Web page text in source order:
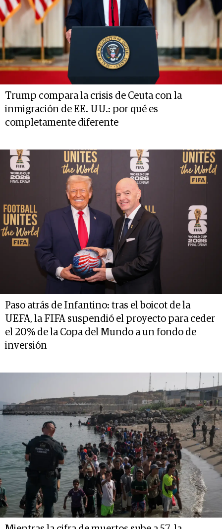
Trump compara la crisis de Ceuta con la
inmigración de EE. UU.: por qué es
completamente diferente
Paso atrás de Infantino: tras el boicot de la
UEFA, la FIFA suspendió el proyecto para ceder
el 20% de la Copa del Mundo a un fondo de
inversión